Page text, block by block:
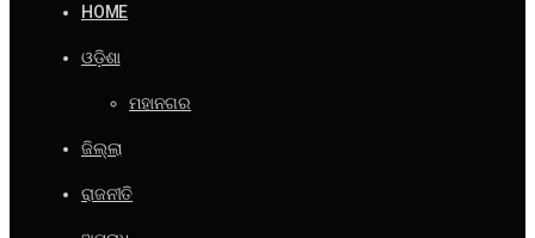
HOME
ଓଡ଼ିଶା
ମହାନଗର
ଜିଲ୍ଲା
ରାଜନୀତି